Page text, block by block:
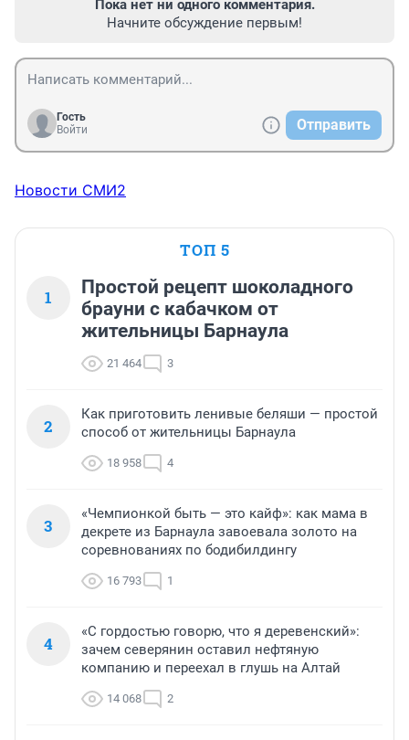
Пока нет ни одного комментария.
Начните обсуждение первым!
Гость
Войти
Отправить
Новости СМИ2
ТОП 5
1
Простой рецепт шоколадного
брауни с кабачком от
жительницы Барнаула
21 464 3
2
Как приготовить ленивые беляши — простой
способ от жительницы Барнаула
18 958 4
3
«Чемпионкой быть — это кайф»: как мама в
декрете из Барнаула завоевала золото на
соревнованиях по бодибилдингу
16 793 1
4
«С гордостью говорю, что я деревенский»:
зачем северянин оставил нефтяную
компанию и переехал в глушь на Алтай
14 068 2